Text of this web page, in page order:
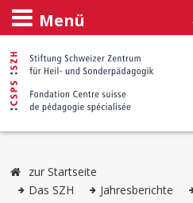
Menü
zur Startseite
Das SZH
Jahresberichte